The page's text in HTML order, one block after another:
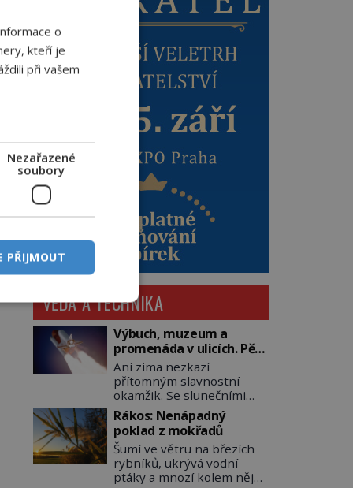
VĚDA A TECHNIKA
Výbuch, muzeum a
promenáda v ulicích. Pět
osudů nejslavnějších
raketoplánů
Ani zima nezkazí
přítomným slavnostní
okamžik. Se slunečními
brýlemi hledí na startující
raketu, která má do
vesmíru vynést kromě
posádky také obyčejnou
učitelku. Po několika
sekundách všem ztuhnou
Rákos: Nenápadný
poklad z mokřadů
Šumí ve větru na březích
rybníků, ukrývá vodní
ptáky a mnozí kolem něj
o
kteří je
při vašem
Nezařazené
soubory
PŘIJMOUT